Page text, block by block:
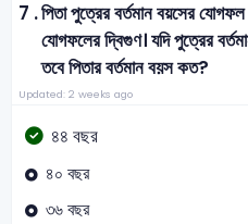
7 .পিতা পুত্রের বর্তমান বয়সের
যোগফলের দ্বিগুণ। যদি পুত্রের
তবে পিতার বর্তমান বয়স কত?
Updated: 2 weeks ago
৪৪ বছর
৪০ বছর
৩৬ বছর